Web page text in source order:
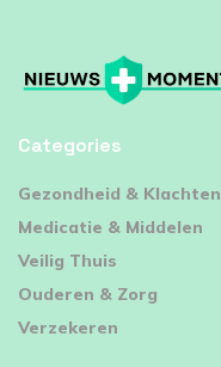
Categories
⁠Gezondheid & Klachten
Medicatie & Middelen
Veilig Thuis
Ouderen & Zorg
Verzekeren